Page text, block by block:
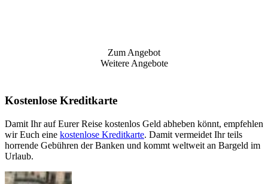
Zum Angebot
Weitere Angebote
Kostenlose Kreditkarte
Damit Ihr auf Eurer Reise kostenlos Geld abheben könnt, empfehlen
wir Euch eine kostenlose Kreditkarte. Damit vermeidet Ihr teils
horrende Gebühren der Banken und kommt weltweit an Bargeld im
Urlaub.